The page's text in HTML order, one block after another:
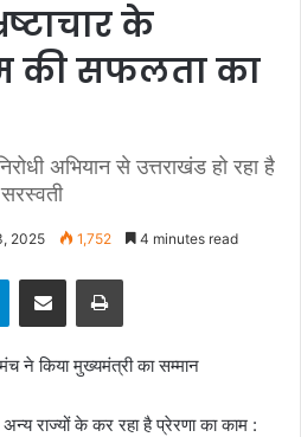
के
की सफलता का
अभियान से उत्तराखंड हो रहा है
2025 1,752 4 minutes read
Telegram
ने किया मुख्यमंत्री का सम्मान
राज्यों के कर रहा है प्रेरणा का काम :